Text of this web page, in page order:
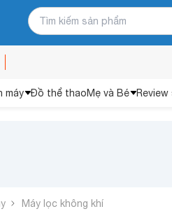
máy Đồ thể thaoMẹ và Bé Review
Máy lọc không khí